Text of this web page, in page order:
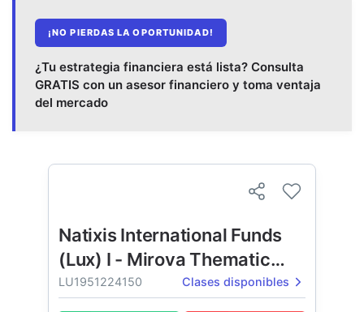
¡NO PIERDAS LA OPORTUNIDAD!
¿Tu estrategia financiera está lista? Consulta
GRATIS con un asesor financiero y toma ventaja
del mercado
Natixis International Funds
(Lux) I - Mirova Thematic
Safety
LU1951224150 Clases disponibles